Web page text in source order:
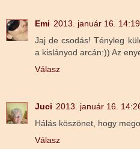
Emi 2013. január 16. 14:19
Jaj de csodás! Tényleg
a kislányod arcán:)) Az
Válasz
Juci 2013. január 16.
Hálás köszönet, hogy
Válasz